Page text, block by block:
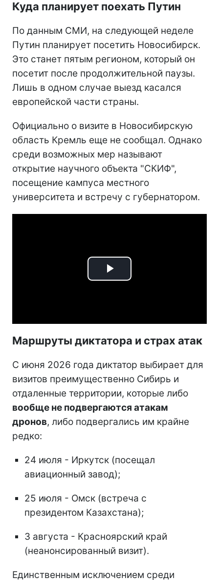
Куда планирует поехать Путин
По данным СМИ, на следующей неделе
Путин планирует посетить Новосибирск.
Это станет пятым регионом, который он
посетит после продолжительной паузы.
Лишь в одном случае выезд касался
европейской части страны.
Официально о визите в Новосибирскую
область Кремль еще не сообщал. Однако
среди возможных мер называют
открытие научного объекта "СКИФ",
посещение кампуса местного
университета и встречу с губернатором.
Play
Маршруты диктатора и страх атак
С июня 2026 года диктатор выбирает для
визитов преимущественно Сибирь и
отдаленные территории, которые либо
вообще не подвергаются атакам
дронов, либо подвергались им крайне
редко:
24 июля - Иркутск (посещал
авиационный завод);
25 июля - Омск (встреча с
президентом Казахстана);
3 августа - Красноярский край
(неанонсированный визит).
Единственным исключением среди